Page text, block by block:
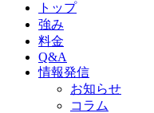
トップ
強み
料金
Q&A
情報発信
お知らせ
コラム